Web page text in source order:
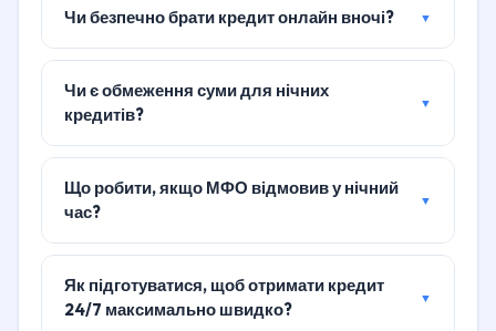
Чи безпечно брати кредит онлайн вночі?
Чи є обмеження суми для нічних
кредитів?
Що робити, якщо МФО відмовив у нічний
час?
Як підготуватися, щоб отримати кредит
24/7 максимально швидко?